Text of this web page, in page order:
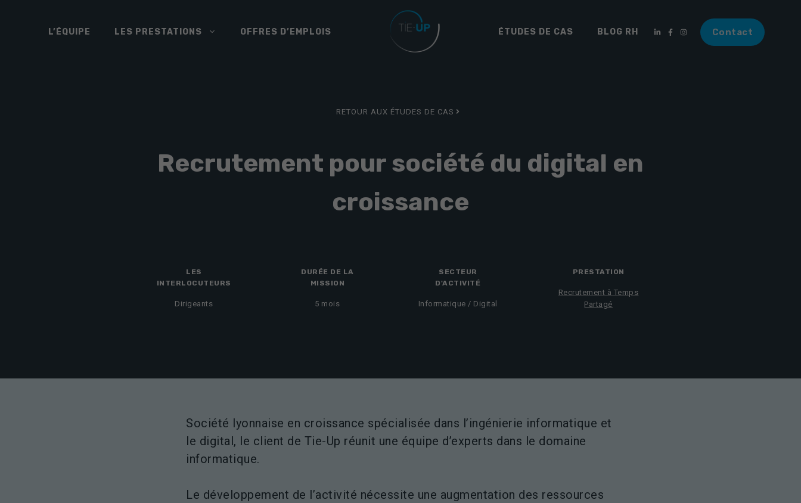
Contact
L’ÉQUIPE LES PRESTATIONS OFFRES D’EMPLOIS ÉTUDES DE CAS BLOG RH
RETOUR AUX ÉTUDES DE CAS
Recrutement pour société du digital en
croissance
LES
INTERLOCUTEURS
Dirigeants
DURÉE DE LA
MISSION
5 mois
SECTEUR
D'ACTIVITÉ
Informatique / Digital
PRESTATION
Recrutement à Temps
Partagé
Société lyonnaise en croissance spécialisée dans l’ingénierie informatique et
le digital, le client de Tie-Up réunit une équipe d’experts dans le domaine
informatique.
Le développement de l’activité nécessite une augmentation des ressources